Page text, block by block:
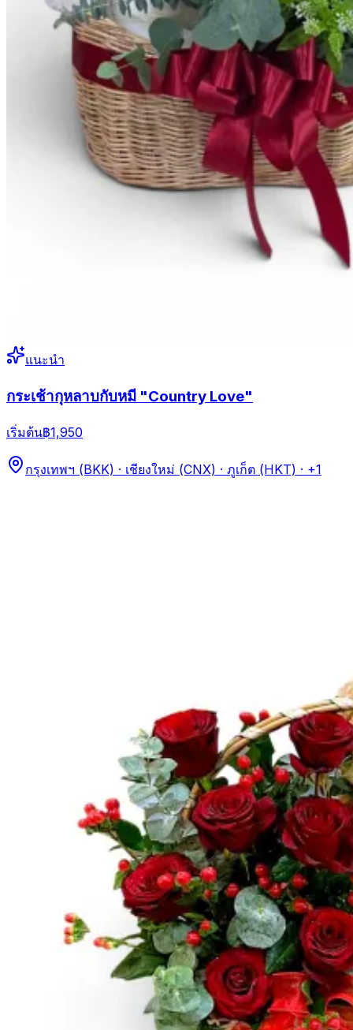
แนะนำ
กระเช้ากุหลาบกับหมี "Country Love"
เริ่มต้น฿1,950
กรุงเทพฯ (BKK) · เชียงใหม่ (CNX) · ภูเก็ต (HKT) · +1